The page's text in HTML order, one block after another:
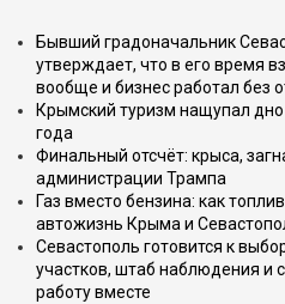
Бывший градоначальник
утверждает, что в его время
вообще и бизнес работал без
Крымский туризм нащупал
года
Финальный отсчёт: крыса,
администрации Трампа
Газ вместо бензина: как
автожизнь Крыма и
Севастополь готовится к
участков, штаб наблюдения и
работу вместе